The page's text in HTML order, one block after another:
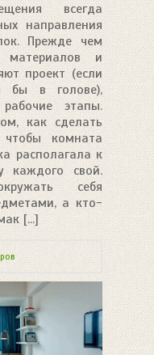
всегда
направления
Прежде чем
материалов и
проект (если
бы в голове),
этапы.
как сделать
комната
располагала к
каждого свой.
себя
а кто-
[...]